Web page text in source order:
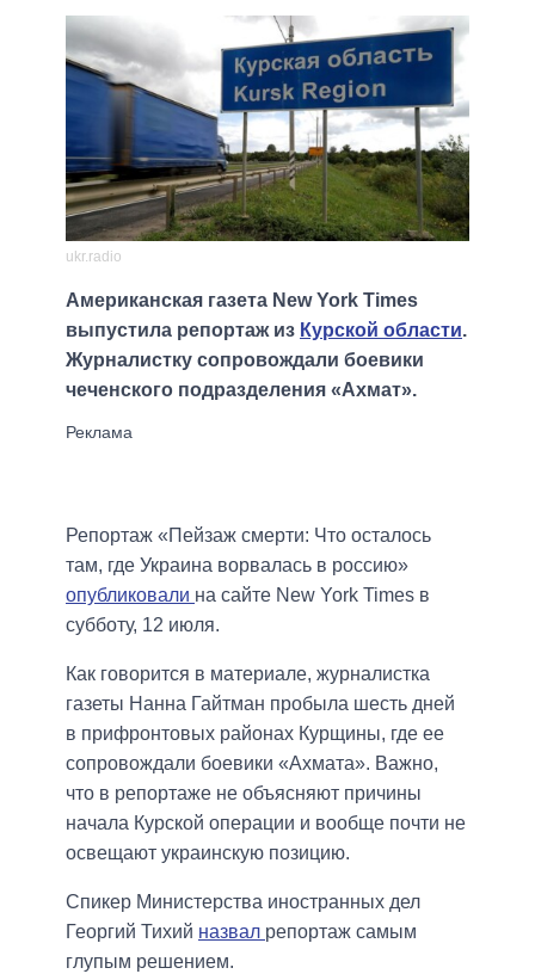
ukr.radio
Американская газета New York Times
выпустила репортаж из Курской области.
Журналистку сопровождали боевики
чеченского подразделения «Ахмат».
Репортаж «Пейзаж смерти: Что осталось
там, где Украина ворвалась в россию»
опубликовали на сайте New York Times в
субботу, 12 июля.
Как говорится в материале, журналистка
газеты Нанна Гайтман пробыла шесть дней
в прифронтовых районах Курщины, где ее
сопровождали боевики «Ахмата». Важно,
что в репортаже не объясняют причины
начала Курской операции и вообще почти не
освещают украинскую позицию.
Спикер Министерства иностранных дел
Георгий Тихий назвал репортаж самым
глупым решением.